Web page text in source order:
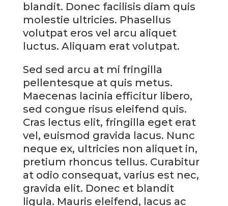
blandit. Donec facilisis diam quis
molestie ultricies. Phasellus
volutpat eros vel arcu aliquet
luctus. Aliquam erat volutpat.
Sed sed arcu at mi fringilla
pellentesque at quis metus.
Maecenas lacinia efficitur libero,
sed congue risus eleifend quis.
Cras lectus elit, fringilla eget erat
vel, euismod gravida lacus. Nunc
neque ex, ultricies non aliquet in,
pretium rhoncus tellus. Curabitur
at odio consequat, varius est nec,
gravida elit. Donec et blandit
ligula. Mauris eleifend, lacus ac